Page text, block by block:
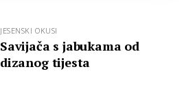
JESENSKI OKUSI
Savijača s jabukama od
dizanog tijesta